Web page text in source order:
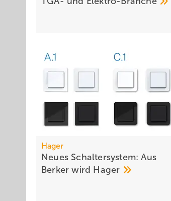
Hager
Neues Schaltersystem: Aus
Berker wird Hager